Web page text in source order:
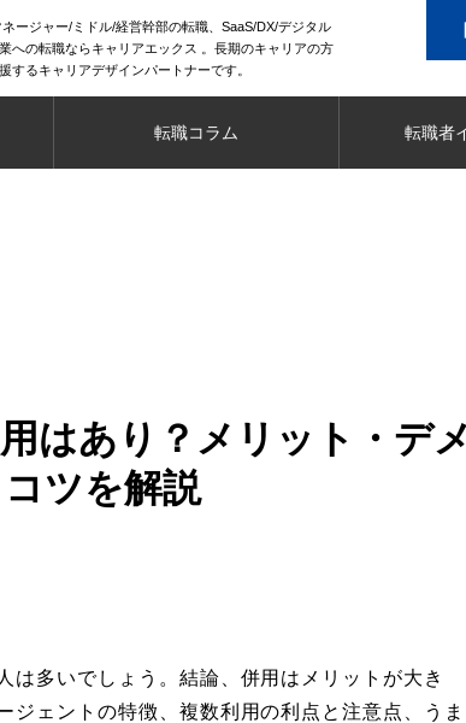
ージャー/ミドル/経営幹部の転職、SaaS/DX/デジタル
への転職ならキャリアエックス 。長期のキャリアの方
するキャリアデザインパートナーです。
転職コラム 転職者
はあり？メリット・デメ
ツを解説
多いでしょう。結論、併用はメリットが大き
ジェントの特徴、複数利用の利点と注意点、うま